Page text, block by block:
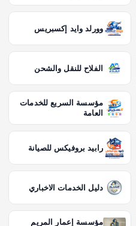
وورلد وايد إكسبريس
الفلاح للنقل والشحن
مؤسسة السريع للخدمات
العامة
رابيد بروفيكس للصيانة
دليل الخدمات الاخباري
مؤسسة إعمار المريم